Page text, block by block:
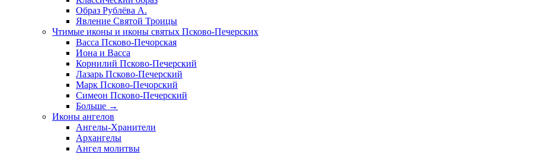
Образ Рублёва А.
Явление Святой Троицы
Чтимые иконы и иконы святых Псково-Печерских
Васса Псково-Печорская
Иона и Васса
Корнилий Псково-Печерский
Лазарь Псково-Печерский
Марк Псково-Печорский
Симеон Псково-Печерский
Больше →
Иконы ангелов
Ангелы-Хранители
Архангелы
Ангел молитвы